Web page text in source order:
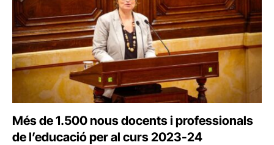
Més de 1.500 nous docents i professionals
de l’educació per al curs 2023-24